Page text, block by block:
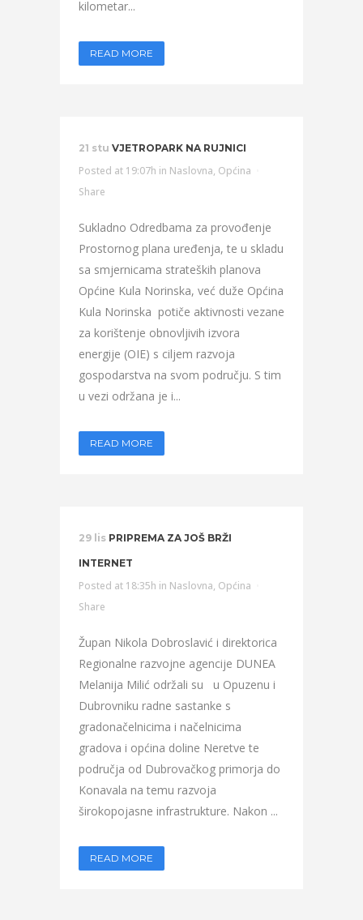
kilometar...
READ MORE
21 stu VJETROPARK NA RUJNICI
Posted at 19:07h in Naslovna, Općina
Share
Sukladno Odredbama za provođenje
Prostornog plana uređenja, te u skladu
sa smjernicama strateških planova
Općine Kula Norinska, već duže Općina
Kula Norinska potiče aktivnosti vezane
za korištenje obnovljivih izvora
energije (OIE) s ciljem razvoja
gospodarstva na svom području. S tim
u vezi održana je i...
READ MORE
29 lis PRIPREMA ZA JOŠ BRŽI
INTERNET
Posted at 18:35h in Naslovna, Općina
Share
Župan Nikola Dobroslavić i direktorica
Regionalne razvojne agencije DUNEA
Melanija Milić održali su u Opuzenu i
Dubrovniku radne sastanke s
gradonačelnicima i načelnicima
gradova i općina doline Neretve te
područja od Dubrovačkog primorja do
Konavala na temu razvoja
širokopojasne infrastrukture. Nakon ...
READ MORE